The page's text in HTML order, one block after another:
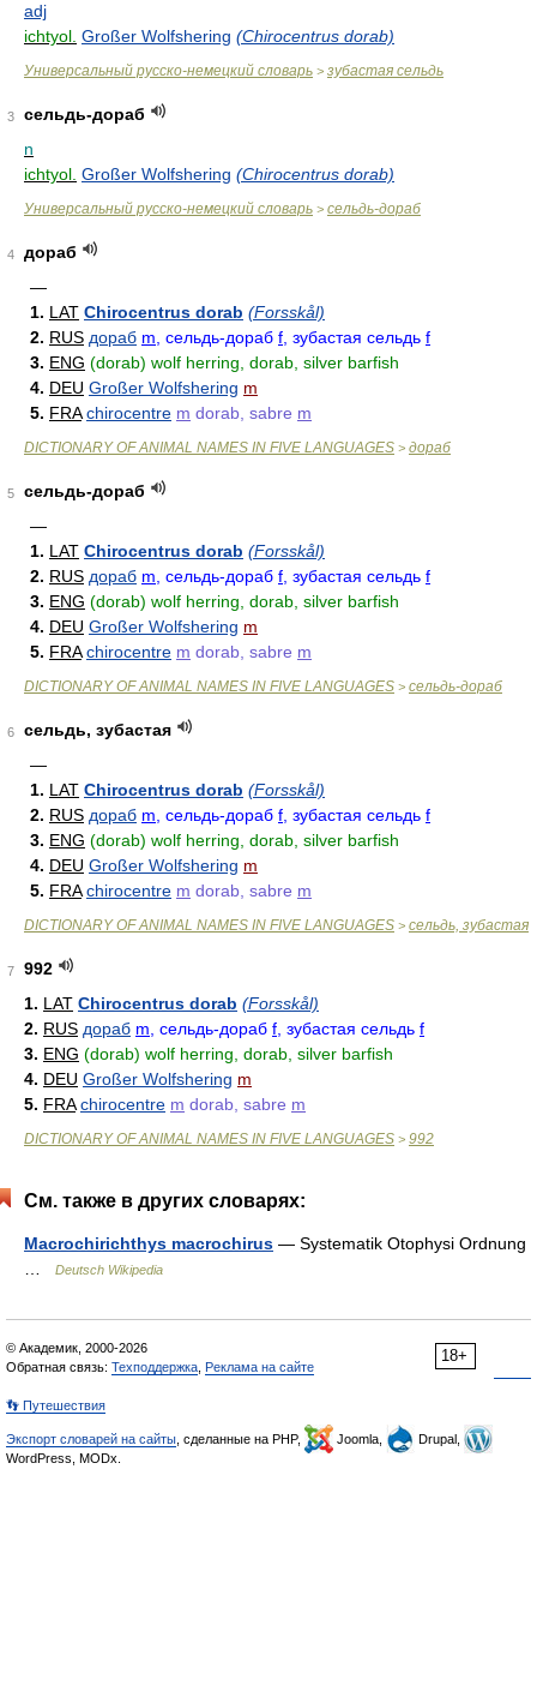
adj
ichtyol. Großer Wolfshering (Chirocentrus dorab)
Универсальный русско-немецкий словарь > зубастая сельдь
3
сельдь-дораб
n
ichtyol. Großer Wolfshering (Chirocentrus dorab)
Универсальный русско-немецкий словарь > сельдь-дораб
4
дораб
—
1. LAT Chirocentrus dorab (Forsskål)
2. RUS дораб m , сельдь-дораб f , зубастая сельдь f
3. ENG (dorab) wolf herring, dorab, silver barfish
4. DEU Großer Wolfshering m
5. FRA chirocentre m dorab, sabre m
DICTIONARY OF ANIMAL NAMES IN FIVE LANGUAGES > дораб
5
сельдь-дораб
—
1. LAT Chirocentrus dorab (Forsskål)
2. RUS дораб m , сельдь-дораб f , зубастая сельдь f
3. ENG (dorab) wolf herring, dorab, silver barfish
4. DEU Großer Wolfshering m
5. FRA chirocentre m dorab, sabre m
DICTIONARY OF ANIMAL NAMES IN FIVE LANGUAGES > сельдь-дораб
6
сельдь, зубастая
—
1. LAT Chirocentrus dorab (Forsskål)
2. RUS дораб m , сельдь-дораб f , зубастая сельдь f
3. ENG (dorab) wolf herring, dorab, silver barfish
4. DEU Großer Wolfshering m
5. FRA chirocentre m dorab, sabre m
DICTIONARY OF ANIMAL NAMES IN FIVE LANGUAGES > сельдь, зубастая
7
992
1. LAT Chirocentrus dorab (Forsskål)
2. RUS дораб m , сельдь-дораб f , зубастая сельдь f
3. ENG (dorab) wolf herring, dorab, silver barfish
4. DEU Großer Wolfshering m
5. FRA chirocentre m dorab, sabre m
DICTIONARY OF ANIMAL NAMES IN FIVE LANGUAGES > 992
См. также в других словарях:
Macrochirichthys macrochirus — Systematik Otophysi Ordnung
Deutsch Wikipedia
18+
© Академик, 2000-2026
Обратная связь: Техподдержка Реклама на сайте
👣 Путешествия
Экспорт словарей на сайты , сделанные на PHP, Joomla,
Drupal,
WordPress, MODx.